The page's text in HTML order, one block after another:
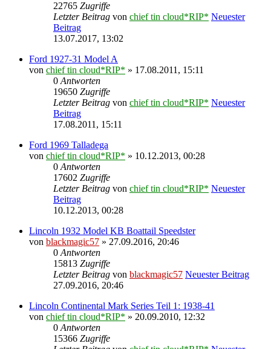
22765 Zugriffe
Letzter Beitrag von chief tin cloud*RIP* Neuester
Beitrag
13.07.2017, 13:02
Ford 1927-31 Model A
von chief tin cloud*RIP* » 17.08.2011, 15:11
0 Antworten
19650 Zugriffe
Letzter Beitrag von chief tin cloud*RIP* Neuester
Beitrag
17.08.2011, 15:11
Ford 1969 Talladega
von chief tin cloud*RIP* » 10.12.2013, 00:28
0 Antworten
17602 Zugriffe
Letzter Beitrag von chief tin cloud*RIP* Neuester
Beitrag
10.12.2013, 00:28
Lincoln 1932 Model KB Boattail Speedster
von blackmagic57 » 27.09.2016, 20:46
0 Antworten
15813 Zugriffe
Letzter Beitrag von blackmagic57 Neuester Beitrag
27.09.2016, 20:46
Lincoln Continental Mark Series Teil 1: 1938-41
von chief tin cloud*RIP* » 20.09.2010, 12:32
0 Antworten
15366 Zugriffe